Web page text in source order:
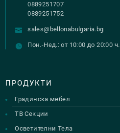
0889251707
0889251752
sales@bellonabulgaria.bg
Пон.-Нед.: от 10:00 до 20:00 ч.
ПРОДУКТИ
Градинска мебел
ТВ Секции
Осветителни Тела